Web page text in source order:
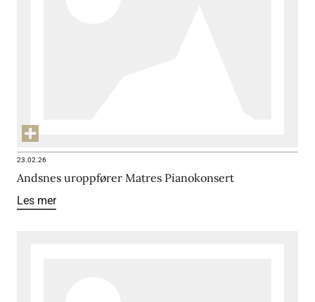
23.02.26
Andsnes uroppfører Matres Pianokonsert
Les mer